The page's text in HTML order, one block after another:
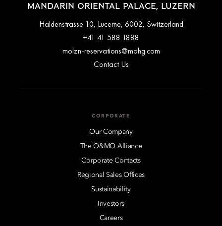
MANDARIN ORIENTAL PALACE, LUZERN
Haldenstrasse 10, Lucerne, 6002, Switzerland
+41 41 588 1888
molzn-reservations@mohg.com
Contact Us
CORPORATE
Our Company
The O&MO Alliance
Corporate Contacts
Regional Sales Offices
Sustainability
Investors
Careers